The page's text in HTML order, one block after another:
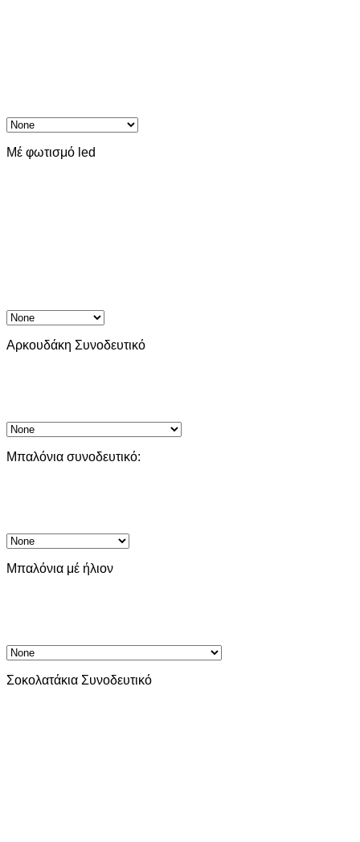
Μέ φωτισμό led
Αρκουδάκη Συνοδευτικό
Μπαλόνια συνοδευτικό:
Μπαλόνια μέ ήλιον
Σοκολατάκια Συνοδευτικό